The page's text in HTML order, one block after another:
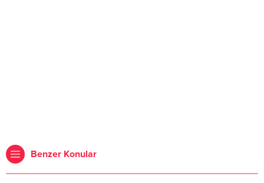
Benzer Konular